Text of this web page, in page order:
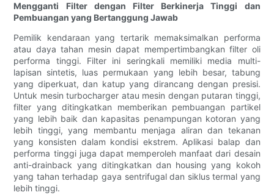
Mengganti Filter dengan Filter Berkinerja Tinggi dan
Pembuangan yang Bertanggung Jawab
Pemilik kendaraan yang tertarik memaksimalkan performa
atau daya tahan mesin dapat mempertimbangkan filter oli
performa tinggi. Filter ini seringkali memiliki media multi-
lapisan sintetis, luas permukaan yang lebih besar, tabung
yang diperkuat, dan katup yang dirancang dengan presisi.
Untuk mesin turbocharger atau mesin dengan putaran tinggi,
filter yang ditingkatkan memberikan pembuangan partikel
yang lebih baik dan kapasitas penampungan kotoran yang
lebih tinggi, yang membantu menjaga aliran dan tekanan
yang konsisten dalam kondisi ekstrem. Aplikasi balap dan
performa tinggi juga dapat memperoleh manfaat dari desain
anti-drainback yang ditingkatkan dan housing yang kokoh
yang tahan terhadap gaya sentrifugal dan siklus termal yang
lebih tinggi.